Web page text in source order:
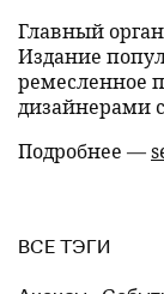
Главный
Издание
ремесленное
дизайнерами
Подробнее —
ВСЕ ТЭГИ